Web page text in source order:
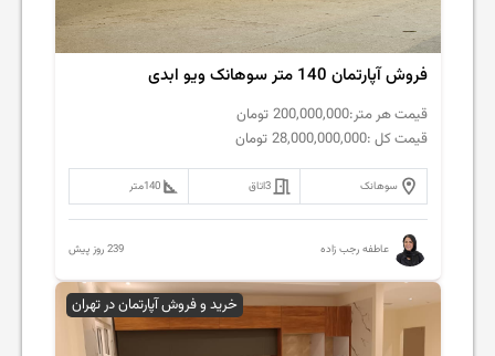
فروش آپارتمان 140 متر سوهانک ویو ابدی
قیمت هر متر:200,000,000 تومان
قیمت کل :28,000,000,000 تومان
سوهانک 3اتاق 140متر
عاطفه رجب زاده 239 روز پیش
خرید و فروش آپارتمان در تهران